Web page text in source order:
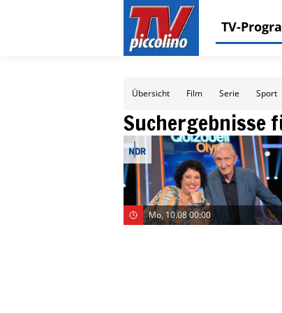
TV-
Übersicht Film Serie Sport
Suchergebnisse
Mo, 10.08 00:00